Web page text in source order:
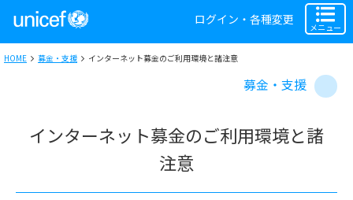
ログイン・各種変更
メニュー
HOME 募金・支援 インターネット募金のご利用環境と諸注意
募金・支援
インターネット募金のご利用環境と諸
注意